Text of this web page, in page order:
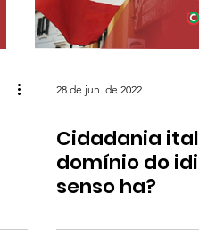
28 de jun. de 2022
Cidadania
domínio do
senso ha?